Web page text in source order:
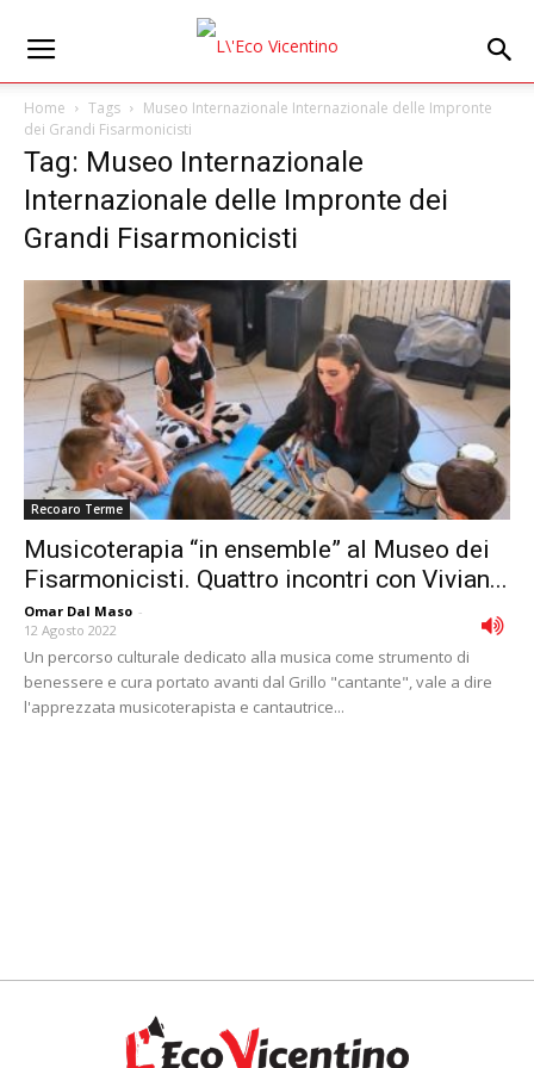
Home Tags
Museo Internazionale Internazionale delle Impronte
dei Grandi Fisarmonicisti
Tag: Museo Internazionale
Internazionale delle Impronte dei
Grandi Fisarmonicisti
Recoaro Terme
Musicoterapia “in ensemble” al Museo dei
Fisarmonicisti. Quattro incontri con Vivian...
Omar Dal Maso -
12 Agosto 2022
Un percorso culturale dedicato alla musica come strumento di
benessere e cura portato avanti dal Grillo "cantante", vale a dire
l'apprezzata musicoterapista e cantautrice...